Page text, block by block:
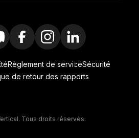
Règlement de serviceSécurité
de retour des rapports
Tous droits réservés.